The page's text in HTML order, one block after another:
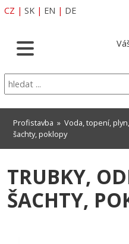
CZ | SK | EN | DE
Profistavba » Voda, topení,
šachty, poklopy
TRUBKY,
ŠACHTY,